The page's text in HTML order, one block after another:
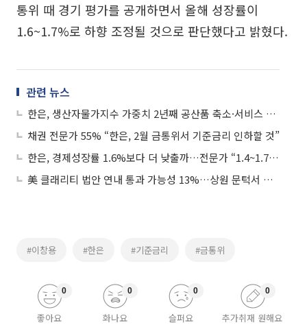
통위 때 경기 평가를 공개하면서 올해 성장률이
1.6~1.7%로 하향 조정될 것으로 판단했다고 밝혔다.
관련 뉴스
한은, 생산자물가지수 가중치 2년째 공산품 축소·서비스 확대
채권 전문가 55% “한은, 2월 금통위서 기준금리 인하할 것”
한은, 경제성장률 1.6%보다 더 낮출까…전문가 “1.4~1.7% 예상”
美 클래리티 법안 연내 통과 가능성 13%…상원 문턱서 제동
#이창용 #한은 #기준금리 #금통위
좋아요
0
화나요
0
슬퍼요
0
추가취재 원해요
0